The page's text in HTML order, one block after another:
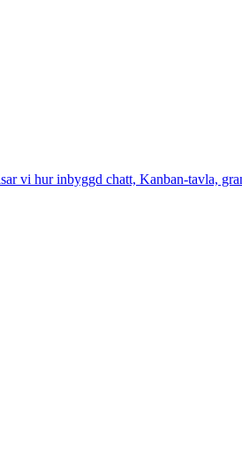
vi hur inbyggd chatt, Kanban-tavla,